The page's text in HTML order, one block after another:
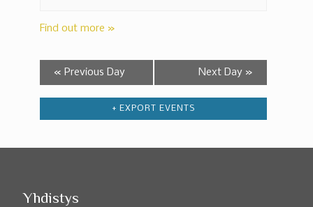
Find out more »
« Previous Day Next Day »
+ EXPORT EVENTS
Yhdistys